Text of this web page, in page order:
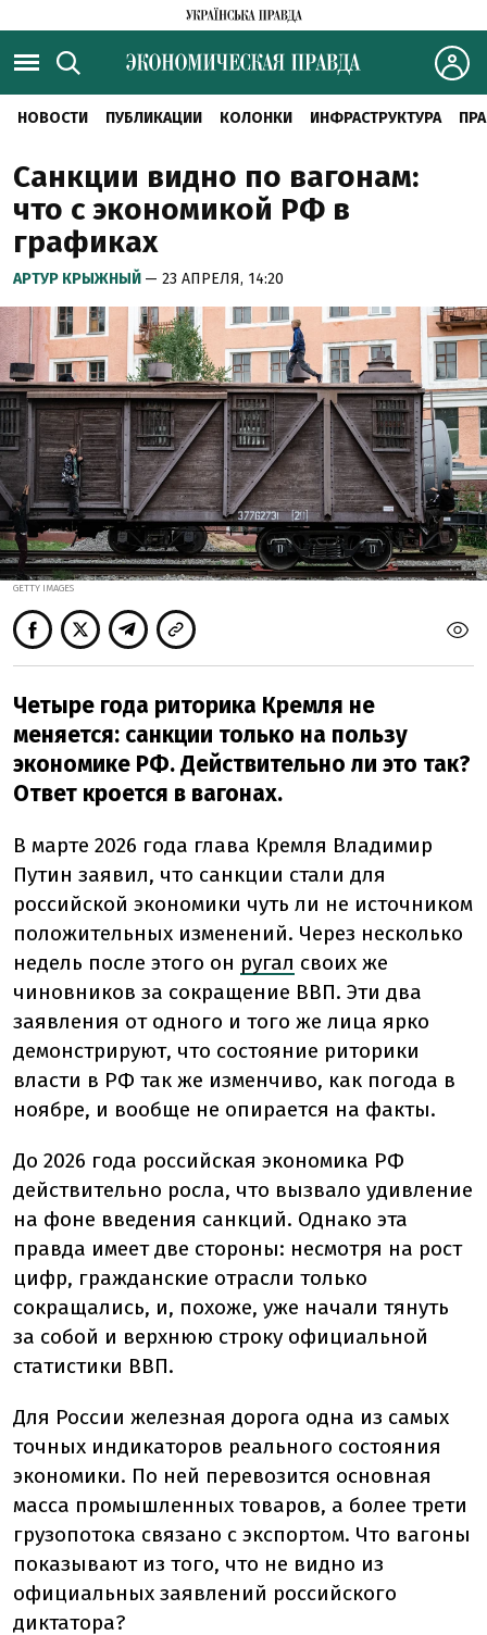
НОВОСТИ ПУБЛИКАЦИИ КОЛОНКИ ИНФРАСТРУКТУРА
Санкции видно по вагонам:
что с экономикой РФ в
графиках
АРТУР КРЫЖНЫЙ — 23 АПРЕЛЯ, 14:20
GETTY IMAGES
Четыре года риторика Кремля не
меняется: санкции только на пользу
экономике РФ. Действительно ли это так?
Ответ кроется в вагонах.
В марте 2026 года глава Кремля Владимир
Путин заявил, что санкции стали для
российской экономики чуть ли не источником
положительных изменений. Через несколько
недель после этого он ругал своих же
чиновников за сокращение ВВП. Эти два
заявления от одного и того же лица ярко
демонстрируют, что состояние риторики
власти в РФ так же изменчиво, как погода в
ноябре, и вообще не опирается на факты.
До 2026 года российская экономика РФ
действительно росла, что вызвало удивление
на фоне введения санкций. Однако эта
правда имеет две стороны: несмотря на рост
цифр, гражданские отрасли только
сокращались, и, похоже, уже начали тянуть
за собой и верхнюю строку официальной
статистики ВВП.
Для России железная дорога одна из самых
точных индикаторов реального состояния
экономики. По ней перевозится основная
масса промышленных товаров, а более трети
грузопотока связано с экспортом. Что вагоны
показывают из того, что не видно из
официальных заявлений российского
диктатора?